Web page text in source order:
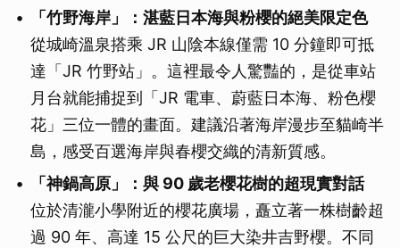
「竹野海岸」：湛藍日本海與粉櫻的絕美限定色
從城崎溫泉搭乘 JR 山陰本線僅需 10 分鐘即可抵
達「JR 竹野站」。這裡最令人驚豔的，是從車站
月台就能捕捉到「JR 電車、蔚藍日本海、粉色櫻
花」三位一體的畫面。建議沿著海岸漫步至貓崎半
島，感受百選海岸與春櫻交織的清新質感。
「神鍋高原」：與 90 歲老櫻花樹的超現實對話
位於清瀧小學附近的櫻花廣場，矗立著一株樹齡超
過 90 年、高達 15 公尺的巨大染井吉野櫻。不同